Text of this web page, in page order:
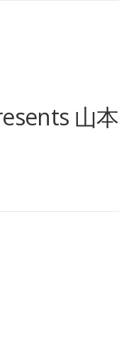
山本